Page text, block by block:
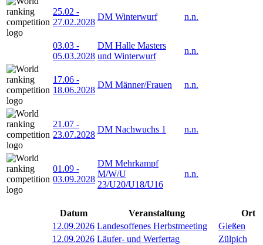
25.02 -
27.02.2028
DM Winterwurf n.n.
03.03 -
05.03.2028
DM Halle Masters
und Winterwurf
n.n.
17.06 -
18.06.2028
DM Männer/Frauen n.n.
21.07 -
23.07.2028
DM Nachwuchs 1 n.n.
01.09 -
03.09.2028
DM Mehrkampf
M/W/U
23/U20/U18/U16
n.n.
Datum Veranstaltung
Ort
12.09.2026 Landesoffenes Herbstmeeting
Gießen
12.09.2026 Läufer- und Werfertag
Zülpich